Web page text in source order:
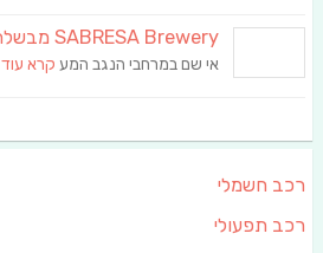
SABRESA Brewery מבשלת שיכר | מבשלת בירה
אי שם במרחבי הנגב המע קרא עוד
רכב חשמלי
רכב תפעולי